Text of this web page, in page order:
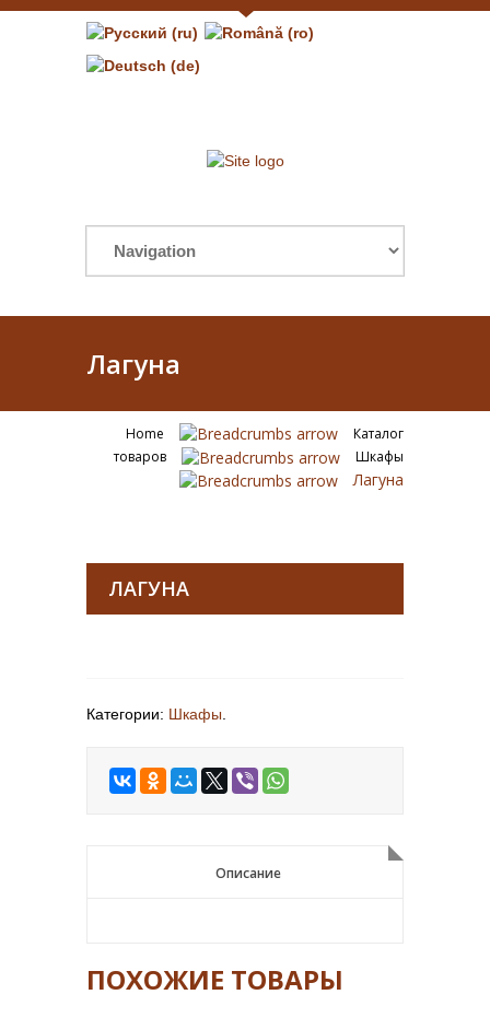
Лагуна
Home
Каталог
товаров
Шкафы
Лагуна
ЛАГУНА
Категории: Шкафы
Описание
Описание
ПОХОЖИЕ ТОВАРЫ